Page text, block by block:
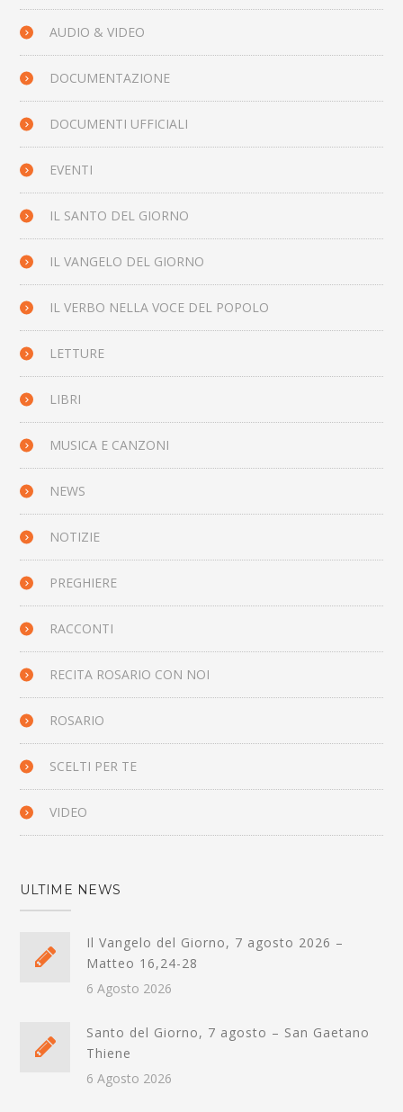
AUDIO & VIDEO
DOCUMENTAZIONE
DOCUMENTI UFFICIALI
EVENTI
IL SANTO DEL GIORNO
IL VANGELO DEL GIORNO
IL VERBO NELLA VOCE DEL POPOLO
LETTURE
LIBRI
MUSICA E CANZONI
NEWS
NOTIZIE
PREGHIERE
RACCONTI
RECITA ROSARIO CON NOI
ROSARIO
SCELTI PER TE
VIDEO
ULTIME NEWS
Il Vangelo del Giorno, 7 agosto 2026 –
Matteo 16,24-28
6 Agosto 2026
Santo del Giorno, 7 agosto – San Gaetano
Thiene
6 Agosto 2026